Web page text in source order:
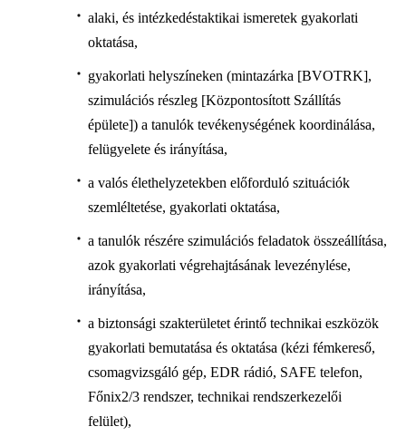
alaki, és intézkedéstaktikai ismeretek gyakorlati
oktatása,
gyakorlati helyszíneken (mintazárka [BVOTRK],
szimulációs részleg [Központosított Szállítás
épülete]) a tanulók tevékenységének koordinálása,
felügyelete és irányítása,
a valós élethelyzetekben előforduló szituációk
szemléltetése, gyakorlati oktatása,
a tanulók részére szimulációs feladatok összeállítása,
azok gyakorlati végrehajtásának levezénylése,
irányítása,
a biztonsági szakterületet érintő technikai eszközök
gyakorlati bemutatása és oktatása (kézi fémkereső,
csomagvizsgáló gép, EDR rádió, SAFE telefon,
Főnix2/3 rendszer, technikai rendszerkezelői
felület),